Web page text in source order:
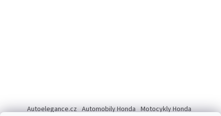
Autoelegance.cz Automobily Honda Motocykly Honda